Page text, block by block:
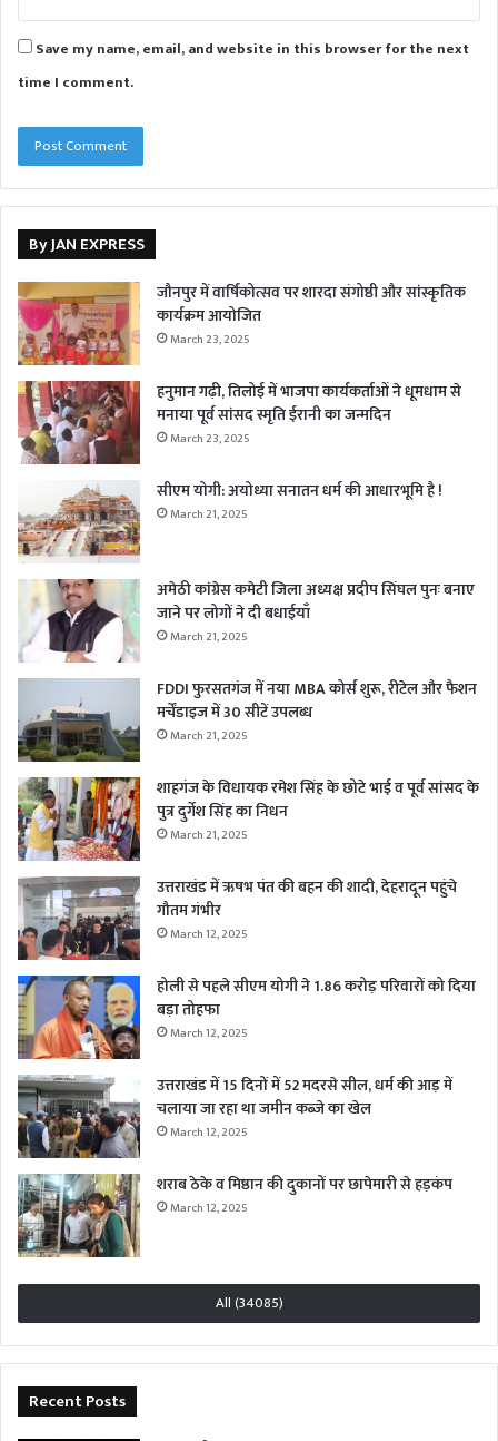
Save my name, email, and website in this browser for the next
time I comment.
By JAN EXPRESS
जौनपुर में वार्षिकोत्सव पर शारदा संगोष्ठी और सांस्कृतिक
कार्यक्रम आयोजित
March 23, 2025
हनुमान गढ़ी, तिलोई में भाजपा कार्यकर्ताओं ने धूमधाम से
मनाया पूर्व सांसद स्मृति ईरानी का जन्मदिन
March 23, 2025
सीएम योगी: अयोध्या सनातन धर्म की आधारभूमि है !
March 21, 2025
अमेठी कांग्रेस कमेटी जिला अध्यक्ष प्रदीप सिंघल पुनः बनाए
जाने पर लोगों ने दी बधाईयाँ
March 21, 2025
FDDI फुरसतगंज में नया MBA कोर्स शुरू, रीटेल और फैशन
मर्चेंडाइज में 30 सीटें उपलब्ध
March 21, 2025
शाहगंज के विधायक रमेश सिंह के छोटे भाई व पूर्व सांसद के
पुत्र दुर्गेश सिंह का निधन
March 21, 2025
उत्तराखंड में ऋषभ पंत की बहन की शादी, देहरादून पहुंचे
गौतम गंभीर
March 12, 2025
होली से पहले सीएम योगी ने 1.86 करोड़ परिवारों को दिया
बड़ा तोहफा
March 12, 2025
उत्तराखंड में 15 दिनों में 52 मदरसे सील, धर्म की आड़ में
चलाया जा रहा था जमीन कब्जे का खेल
March 12, 2025
शराब ठेके व मिष्ठान की दुकानों पर छापेमारी से हड़कंप
March 12, 2025
All (34085)
Recent Posts